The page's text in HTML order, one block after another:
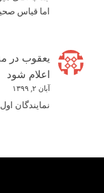
اما قیاس
یعقوب در
اعلام شود
آبان ۲, ۱۳۹۹
نمایندگان